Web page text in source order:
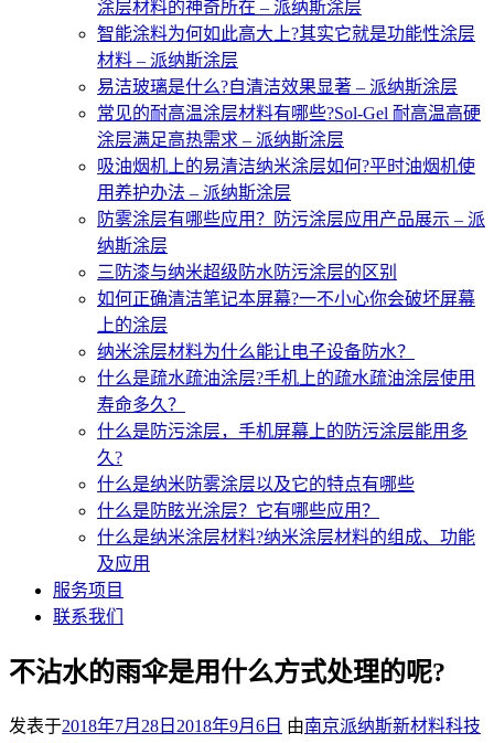
涂层材料的神奇所在 – 派纳斯涂层
智能涂料为何如此高大上?其实它就是功能性涂层
材料 – 派纳斯涂层
易洁玻璃是什么?自清洁效果显著 – 派纳斯涂层
常见的耐高温涂层材料有哪些?Sol-Gel 耐高温高硬
涂层满足高热需求 – 派纳斯涂层
吸油烟机上的易清洁纳米涂层如何?平时油烟机使
用养护办法 – 派纳斯涂层
防雾涂层有哪些应用？防污涂层应用产品展示 – 派
纳斯涂层
三防漆与纳米超级防水防污涂层的区别
如何正确清洁笔记本屏幕?一不小心你会破坏屏幕
上的涂层
纳米涂层材料为什么能让电子设备防水？
什么是疏水疏油涂层?手机上的疏水疏油涂层使用
寿命多久？
什么是防污涂层，手机屏幕上的防污涂层能用多
久?
什么是纳米防雾涂层以及它的特点有哪些
什么是防眩光涂层？它有哪些应用？
什么是纳米涂层材料?纳米涂层材料的组成、功能
及应用
服务项目
联系我们
不沾水的雨伞是用什么方式处理的呢?
发表于2018年7月28日 2018年9月6日 由南京派纳斯新材料科技